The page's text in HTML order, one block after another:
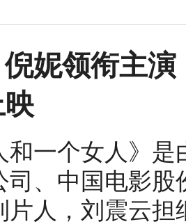
妮领衔主
映
和一个女人》
司、中国电影
片人，刘震云